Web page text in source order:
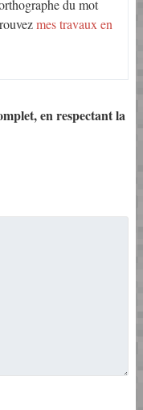
du mot
mes travaux en
en respectant la